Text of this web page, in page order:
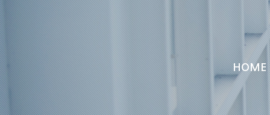
HOME